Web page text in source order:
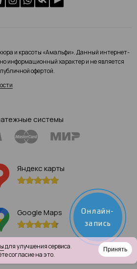
и красоты «Амальфи». Данный интернет-
информационный характер и не является
публичной офертой.
системы
Яндекс карты
Google Maps
Онлайн-
запись
для улучшения сервиса.
согласие на это.
Принять